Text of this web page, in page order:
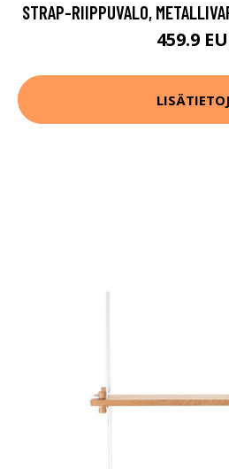
STRAP-RIIPPUVALO,
459.9